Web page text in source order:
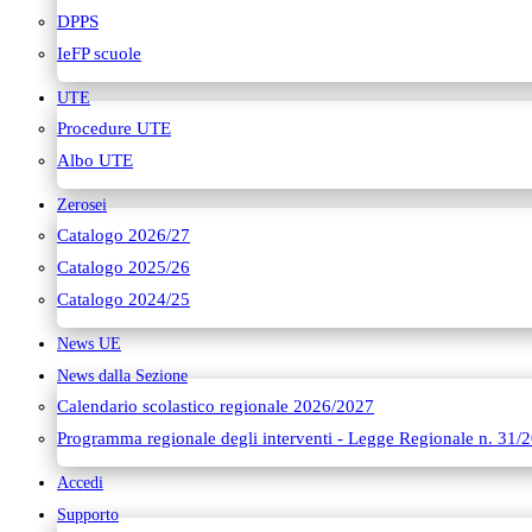
DPPS
IeFP scuole
UTE
Procedure UTE
Albo UTE
Zerosei
Catalogo 2026/27
Catalogo 2025/26
Catalogo 2024/25
News UE
News dalla Sezione
Calendario scolastico regionale 2026/2027
Programma regionale degli interventi - Legge Regionale n. 31/
Accedi
Supporto